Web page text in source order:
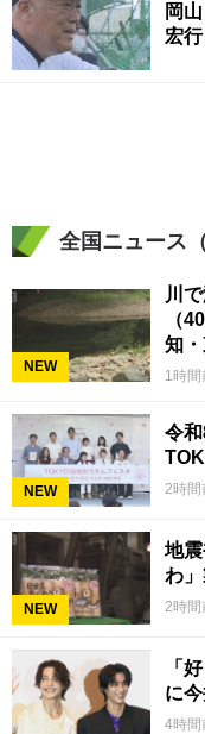
岡
宏
全国ニュース
NEW
川
（
知
1時間
NEW
令
2時間
NEW
地
わ
2時間
「
に
4時間